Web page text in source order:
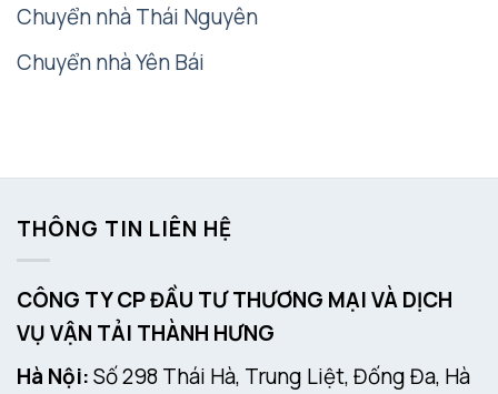
Chuyển nhà Thái Nguyên
Chuyển nhà Yên Bái
THÔNG TIN LIÊN HỆ
CÔNG TY CP ĐẦU TƯ THƯƠNG MẠI VÀ DỊCH
VỤ VẬN TẢI THÀNH HƯNG
Hà Nội:Số 298 Thái Hà, Trung Liệt, Đống Đa, Hà